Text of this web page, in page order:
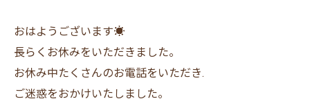
おはようございます☀
長らくお休みをいただきました。
お休み中たくさんのお電話をいただき.
ご迷惑をおかけいたしました。